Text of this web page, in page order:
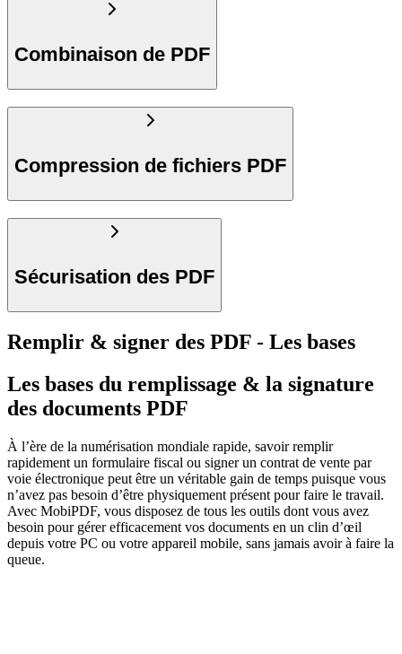
Combinaison de PDF
Compression de fichiers PDF
Sécurisation des PDF
Remplir & signer des PDF - Les bases
Les bases du remplissage & la signature
des documents PDF
À l’ère de la numérisation mondiale rapide, savoir remplir
rapidement un formulaire fiscal ou signer un contrat de vente par
voie électronique peut être un véritable gain de temps puisque vous
n’avez pas besoin d’être physiquement présent pour faire le travail.
Avec MobiPDF, vous disposez de tous les outils dont vous avez
besoin pour gérer efficacement vos documents en un clin d’œil
depuis votre PC ou votre appareil mobile, sans jamais avoir à faire la
queue.